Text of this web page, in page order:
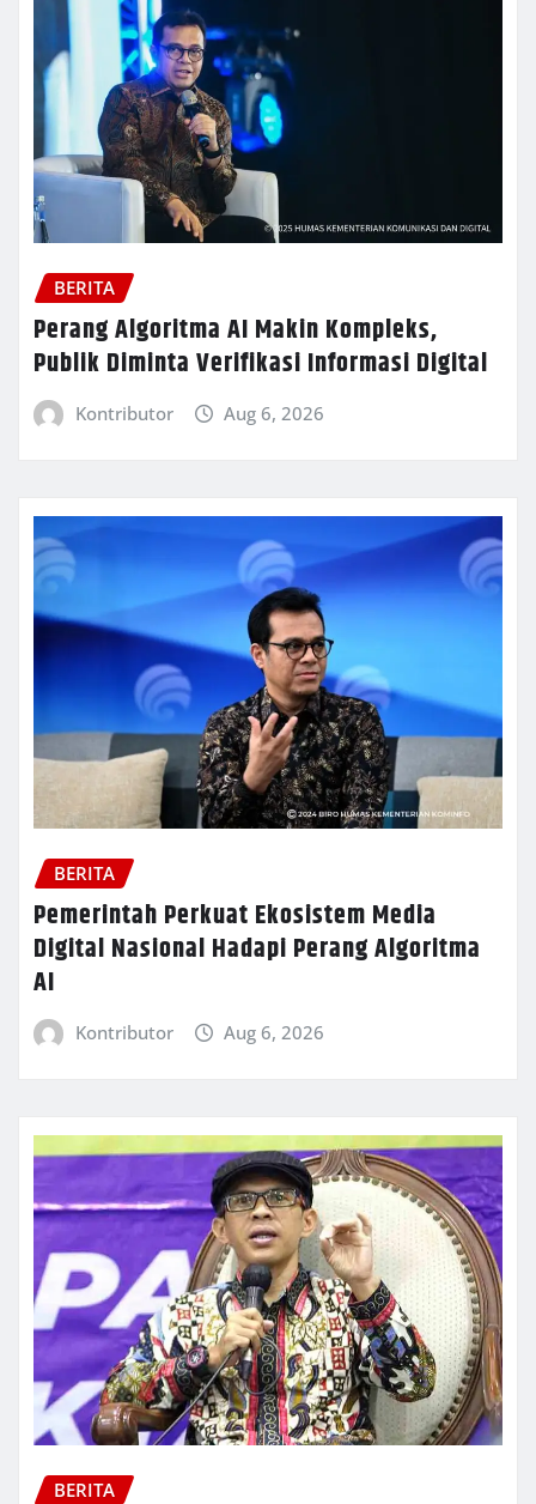
BERITA
Perang Algoritma AI Makin Kompleks,
Publik Diminta Verifikasi Informasi Digital
Kontributor Aug 6, 2026
BERITA
Pemerintah Perkuat Ekosistem Media
Digital Nasional Hadapi Perang Algoritma
AI
Kontributor Aug 6, 2026
BERITA